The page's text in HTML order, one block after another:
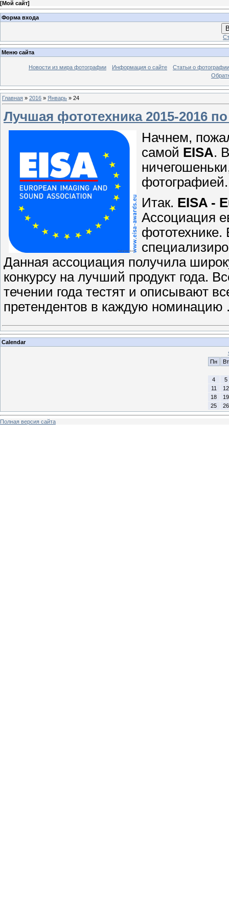
[Мой сайт]
Форма входа
Меню сайта
Новости из мира фотографии Информация о сайте
Статьи о фотографии
Главная » 2016 » Январь » 24
Лучшая фототехника 2015-2016
Начнем,
самой EISA.
фотографией.
Итак. EISA -
Ассоциация
фототехнике.
Данная ассоциация получила
конкурсу на лучший продукт года.
течении года тестят и описывают
претендентов в каждую номинацию
Calendar
Пн
Вт
4
5
11
12
18
19
25
26
Полная версия сайта